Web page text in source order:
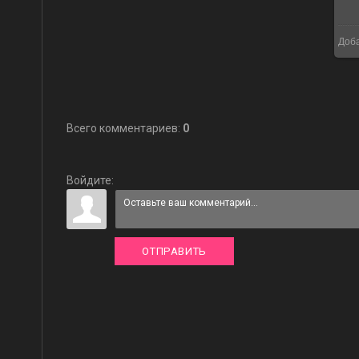
Всего комментариев: 0
Войдите:
ОТПРАВИТЬ